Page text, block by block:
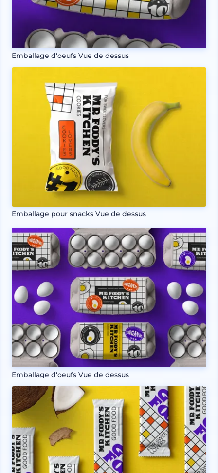
Emballage d'oeufs Vue de dessus
Emballage pour snacks Vue de dessus
Emballage d'oeufs Vue de dessus